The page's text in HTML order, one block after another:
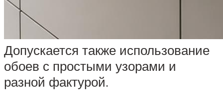
Допускается также использование
обоев с простыми узорами и
разной фактурой.